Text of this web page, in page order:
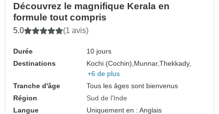
Découvrez le magnifique Kerala en
formule tout compris
5.0 (1 avis)
Durée
10 jours
Destinations
Kochi (Cochin), Munnar,Thekkady,
+6 de plus
Tranche d'âge
Tous les âges sont bienvenus
Région
Sud de l'Inde
Langue
Uniquement en : Anglais